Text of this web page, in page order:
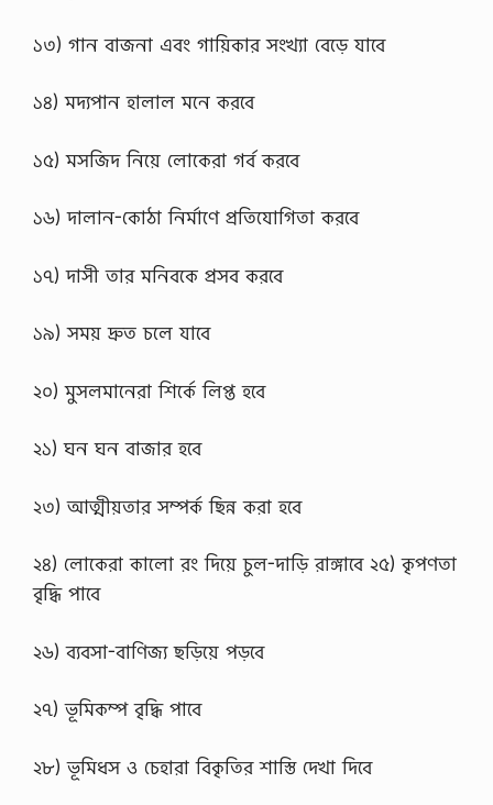
১৩) গান বাজনা এবং গায়িকার সংখ্যা বেড়ে যাবে
১৪) মদ্যপান হালাল মনে করবে
১৫) মসজিদ নিয়ে লোকেরা গর্ব করবে
১৬) দালান-কোঠা নির্মাণে প্রতিযোগিতা করবে
১৭) দাসী তার মনিবকে প্রসব করবে
১৯) সময় দ্রুত চলে যাবে
২০) মুসলমানেরা শির্কে লিপ্ত হবে
২১) ঘন ঘন বাজার হবে
২৩) আত্মীয়তার সম্পর্ক ছিন্ন করা হবে
২৪) লোকেরা কালো রং দিয়ে চুল-দাড়ি রাঙ্গাবে ২৫) কৃপণতা
বৃদ্ধি পাবে
২৬) ব্যবসা-বাণিজ্য ছড়িয়ে পড়বে
২৭) ভূমিকম্প বৃদ্ধি পাবে
২৮) ভূমিধস ও চেহারা বিকৃতির শাস্তি দেখা দিবে